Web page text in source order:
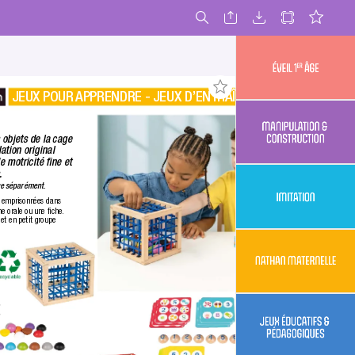
Éveil 1
Manipulation & construction
Jeux éducatifs& pédagogiques
JEUX POUR APPRENDRE - JEUX D’ENTRAÎNEMENT
dans
orale ou une ﬁche.
en petit groupe
de la cage
original
motricité ﬁne et
séparément.